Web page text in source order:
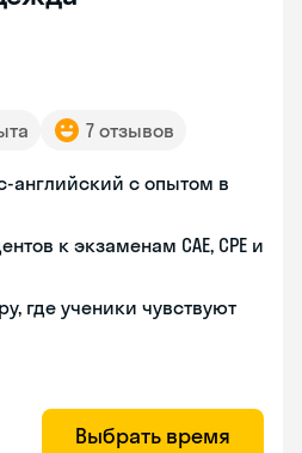
7 отзывов
английский с опытом в
к экзаменам CAE, CPE и
где ученики чувствуют
Выбрать время